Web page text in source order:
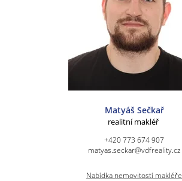
Matyáš Sečkař
realitní makléř
+420 773 674 907
matyas.seckar@vdfreality.cz
Nabídka nemovitostí makléře